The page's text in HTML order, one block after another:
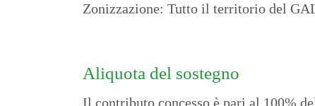
Zonizzazione: Tutto il territorio del
Aliquota del sostegno
Il contributo concesso è pari al 100%